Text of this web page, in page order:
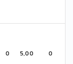
0 5,00 0